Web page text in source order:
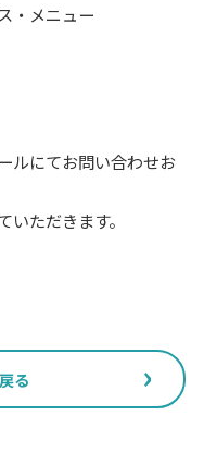
・メニュー
ルにてお問い合わせお
ただきます。
る